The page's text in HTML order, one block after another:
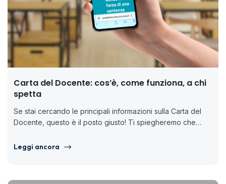
Carta del Docente: cos’è, come funziona, a chi
spetta
Se stai cercando le principali informazioni sulla Carta del
Docente, questo è il posto giusto! Ti spiegheremo che
Leggi ancora